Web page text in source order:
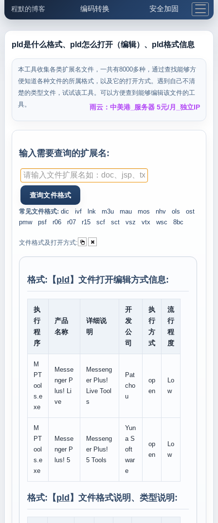
程默的博客 编码转换 安全加固
邮件工具 生活便民 更多工具
5.1支付宝大红包
pld是什么格式、pld怎么打开（编辑）、pld格式信息
本工具收集各类扩展名文件，一共有8000多种，通过查找能够方
便知道各种文件的所属格式，以及它的打开方式。遇到自己不清
楚的类型文件，试试该工具。可以方便查到能够编辑该文件的工
具。
雨云：中美港_服务器 5元/月_独立IP
输入需要查询的扩展名:
常见文件格式: dic ivf lnk m3u mau mos nhv ols
ost
pmw
psf r06 r07 r15 scf sct vsz vtx wsc 8bc
文件格式及打开方式:
格式:【pld 】文件打开编辑方式信息:
执
行
程
序
产品
名称
详细说
明
开
发
公
司
执
行
方
式
流
行
程
度
M
PT
ool
s.e
xe
Messe
nger P
lus! Li
ve
Messeng
er Plus!
Live Tool
s
Pat
cho
u
op
en
Lo
w
M
PT
ool
s.e
xe
Messe
nger P
lus! 5
Messeng
er Plus!
5 Tools
Yun
a S
oft
war
e
op
en
Lo
w
格式:【pld 】文件格式说明、类型说明: